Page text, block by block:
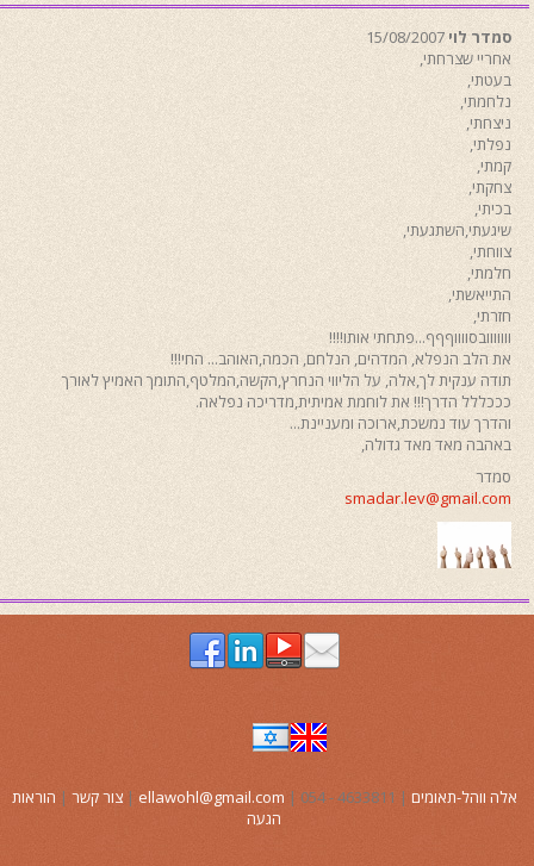
סמדר לוי 15/08/2007
אחריי שצרחתי,
בעטתי,
נלחמתי,
ניצחתי,
נפלתי,
קמתי,
צחקתי,
בכיתי,
שיגעתי,השתגעתי,
צווחתי,
חלמתי,
התייאשתי,
חזרתי,
ווווווובסווווףףף...פתחתי אותו!!!!
את הלב הנפלא, המדהים, הנלחם, הכמה,האוהב... החי!!!
תודה ענקית לך,אלה, על הליווי הנחרץ,הקשה,המלטף,התומך האמיץ לאורך
כככללל הדרך!!! את לוחמת אמיתית,מדריכה נפלאה.
והדרך עוד נמשכת,ארוכה ומעניינת...
באהבה מאד מאד גדולה,
סמדר
smadar.lev@gmail.com
אלה ווהל-תאומים | 4633811 - 054 |
ellawohl@gmail.com
|צור קשר | הוראות
הגעה